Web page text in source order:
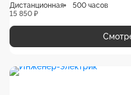
Дистанционная
500 часов
15 850 ₽